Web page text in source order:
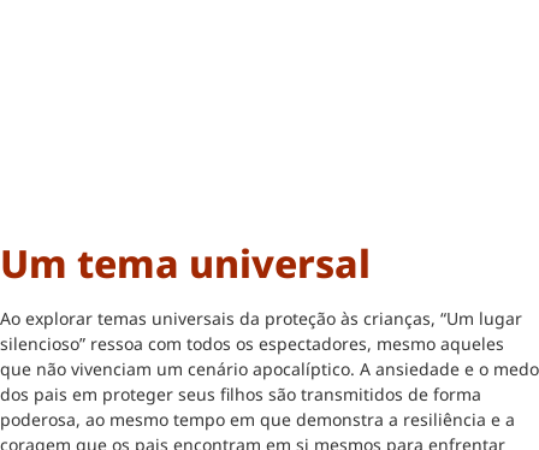
Um tema universal
Ao explorar temas universais da proteção às crianças, “Um lugar
silencioso” ressoa com todos os espectadores, mesmo aqueles
que não vivenciam um cenário apocalíptico. A ansiedade e o medo
dos pais em proteger seus filhos são transmitidos de forma
poderosa, ao mesmo tempo em que demonstra a resiliência e a
coragem que os pais encontram em si mesmos para enfrentar